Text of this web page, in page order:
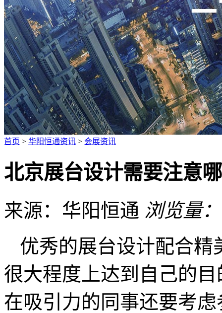
首页 > 华阳恒通资讯 > 会展资讯
北京展台设计需要注意
来源：华阳恒通 浏览量：
优秀的展台设计配合精
很大程度上达到自己的
在吸引力的同事还要考